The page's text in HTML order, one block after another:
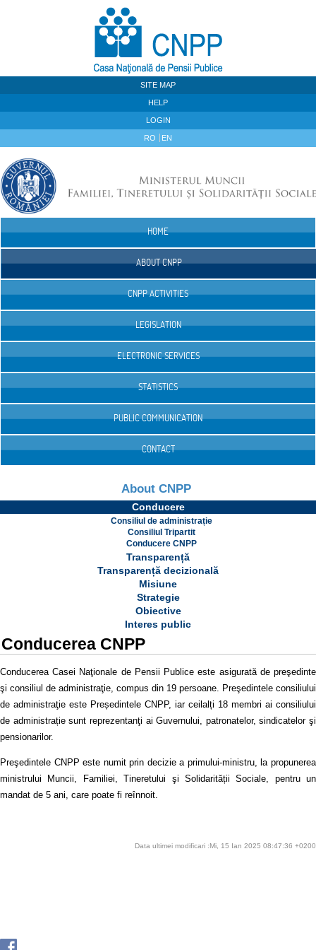
SITE MAP
HELP
LOGIN
RO EN
HOME
ABOUT CNPP
CNPP ACTIVITIES
LEGISLATION
ELECTRONIC SERVICES
STATISTICS
PUBLIC COMMUNICATION
CONTACT
About CNPP
Conducere
Consiliul de administrație
Consiliul Tripartit
Conducere CNPP
Transparență
Transparență decizională
Misiune
Strategie
Obiective
Interes public
Conducerea CNPP
Conducerea Casei Naţionale de Pensii Publice este asigurată de preşedinte
şi consiliul de administraţie, compus din 19 persoane. Preşedintele consiliului
de administraţie este Președintele CNPP, iar ceilalți 18 membri ai consiliului
de administrație sunt reprezentanţi ai Guvernului, patronatelor, sindicatelor şi
pensionarilor.
Preşedintele CNPP este numit prin decizie a primului-ministru, la propunerea
ministrului Muncii, Familiei, Tineretului şi Solidarității Sociale, pentru un
mandat de 5 ani, care poate fi reînnoit.
Data ultimei modificari :Mi, 15 Ian 2025 08:47:36 +0200